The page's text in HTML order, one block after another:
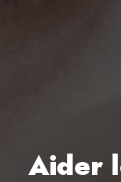
Aider